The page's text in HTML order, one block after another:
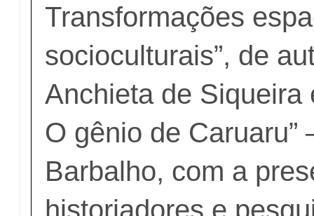
Transformações
socioculturais”, de
Anchieta de Siqueira
O gênio de Caruaru”
Barbalho, com a
historiadores e